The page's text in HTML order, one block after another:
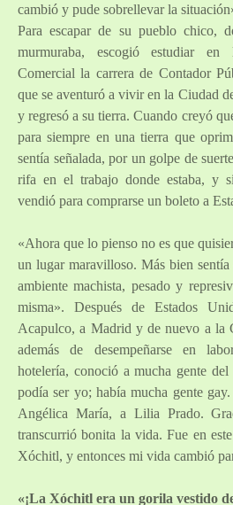
cambió y pude sobrellevar la
Para escapar de su pueblo chico,
murmuraba, escogió estudiar
Comercial la carrera de Contador
que se aventuró a vivir en la Ciudad
y regresó a su tierra. Cuando creyó
para siempre en una tierra que
sentía señalada, por un golpe de
rifa en el trabajo donde estaba, y
vendió para comprarse un boleto a
«Ahora que lo pienso no es que
un lugar maravilloso. Más bien sentía
ambiente machista, pesado y
misma». Después de Estados
Acapulco, a Madrid y de nuevo a la
además de desempeñarse en
hotelería, conoció a mucha gente
podía ser yo; había mucha gente
Angélica María, a Lilia Prado.
transcurrió bonita la vida. Fue en
Xóchitl, y entonces mi vida cambió
«¡La Xóchitl era un gorila vestido